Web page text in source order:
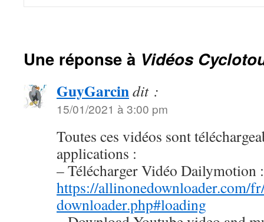
Une réponse à Vidéos
GuyGarcindit :
15/01/2021 à 3:00 pm
Toutes ces vidéos sont
applications :
– Télécharger Vidéo Dailymotion :
https://allinonedownloader.com/
downloader.php#loading